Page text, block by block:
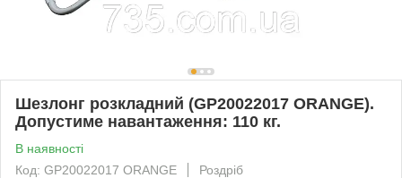
Шезлонг розкладний (GP20022017 ORANGE).
Допустиме навантаження: 110 кг.
В наявності
Код: GP20022017 ORANGE
Роздріб